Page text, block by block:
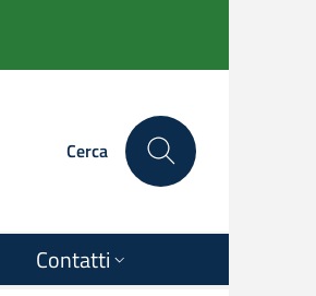
Cerca
Contatti